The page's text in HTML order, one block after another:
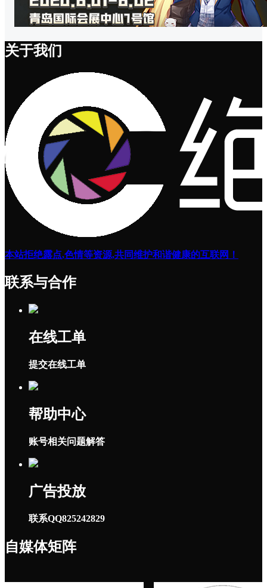
关于我们
本站拒绝露点,色情等资源,共同维护和谐健康的互联网！
联系与合作
在线工单
提交在线工单
帮助中心
账号相关问题解答
广告投放
联系QQ825242829
自媒体矩阵